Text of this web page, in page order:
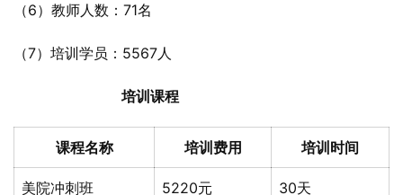
（6）教师人数：71名
（7）培训学员：5567人
培训课程
课程名称 培训费用 培训时间
美院冲刺班 5220元 30天